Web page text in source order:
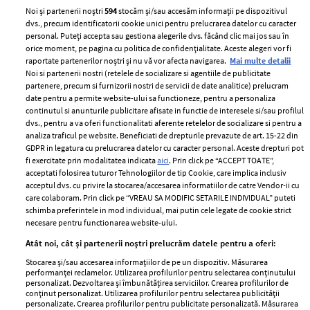
ELLE Style Awards
2024
Despre ELLE
Romania
Contact
Abonamente
Termeni si conditii
Politica de
confidențialitate
Politica de cookies
Publicitate
GSP
Unica
Baby
femei
Viva
Avantaje
Noi și partenerii noștri594stocăm și/sau accesăm informații pe dispozitivul
dvs., precum identificatorii cookie unici pentru prelucrarea datelor cu caracter
personal. Puteți accepta sau gestiona alegerile dvs. făcând clic mai jos sau în
orice moment, pe pagina cu politica de confidențialitate. Aceste alegeri vor fi
raportate partenerilor noștri și nu vă vor afecta navigarea. Mai multe detalii
Noi si partenerii nostri (retelele de socializare si agentiile de publicitate
partenere, precum si furnizorii nostri de servicii de date analitice) prelucram
date pentru a permite website-ului sa functioneze, pentru a personaliza
continutul si anunturile publicitare afisate in functie de interesele si/sau profilul
dvs., pentru a va oferi functionalitati aferente retelelor de socializare si pentru a
analiza traficul pe website. Beneficiati de drepturile prevazute de art. 15-22 din
GDPR in legatura cu prelucrarea datelor cu caracter personal. Aceste drepturi pot
fi exercitate prin modalitatea indicataaici. Prin click pe “ACCEPT TOATE”,
acceptati folosirea tuturor Tehnologiilor de tip Cookie, care implica inclusiv
acceptul dvs. cu privire la stocarea/accesarea informatiilor de catre Vendor-ii cu
care colaboram. Prin click pe “VREAU SA MODIFIC SETARILE INDIVIDUAL” puteti
schimba preferintele in mod individual, mai putin cele legate de cookie strict
necesare pentru functionarea website-ului.
Atât noi, cât și partenerii noștri prelucrăm datele pentru a oferi:
Stocarea și/sau accesarea informațiilor de pe un dispozitiv. Măsurarea
performanței reclamelor. Utilizarea profilurilor pentru selectarea conținutului
personalizat. Dezvoltarea și îmbunătățirea serviciilor. Crearea profilurilor de
conținut personalizat. Utilizarea profilurilor pentru selectarea publicității
personalizate. Crearea profilurilor pentru publicitate personalizată. Măsurarea